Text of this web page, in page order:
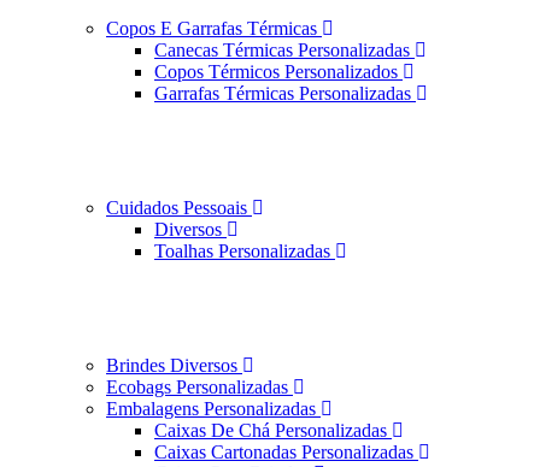
Copos E Garrafas Térmicas
Canecas Térmicas Personalizadas
Copos Térmicos Personalizados
Garrafas Térmicas Personalizadas
Cuidados Pessoais
Diversos
Toalhas Personalizadas
Brindes Diversos
Ecobags Personalizadas
Embalagens Personalizadas
Caixas De Chá Personalizadas
Caixas Cartonadas Personalizadas